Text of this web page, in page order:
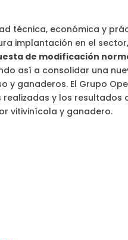
técnica, económica y
implantación en el
de modificación
así a consolidar una
ganaderos. El Grupo
y los resultados
vitivinícola y ganadero.